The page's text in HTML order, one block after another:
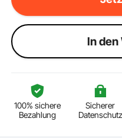
ln den
100% sichere
Bezahlung
Sicherer
Datenschutz